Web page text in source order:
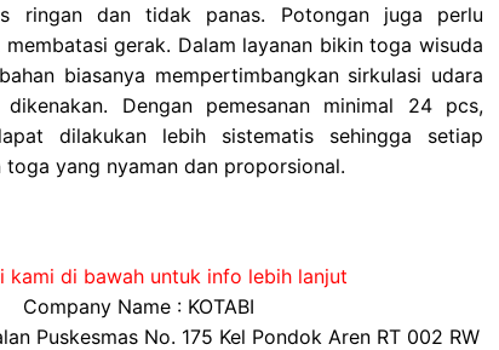
ringan dan tidak panas. Potongan juga perlu
gerak. Dalam layanan bikin toga wisuda
biasanya mempertimbangkan sirkulasi udara
Dengan pemesanan minimal 24 pcs,
dilakukan lebih sistematis sehingga setiap
yang nyaman dan proporsional.
kami di bawah untuk info lebih lanjut
Company Name : KOTABI
Puskesmas No. 175 Kel Pondok Aren RT 002 RW